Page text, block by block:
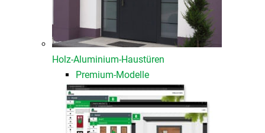
Holz-Aluminium-Haustüren
Premium-Modelle